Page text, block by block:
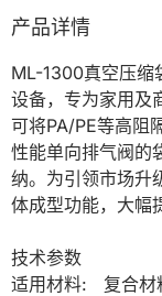
产品详情
ML-1300真空压缩
设备，专为家用及
可将PA/PE等高阻
性能单向排气阀的
纳。为引领市场升
体成型功能，大幅
技术参数
适用材料:   复合材